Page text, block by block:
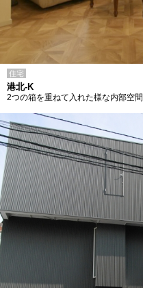
住宅
港北-K
2つの箱を重ねて入れた様な内部空間